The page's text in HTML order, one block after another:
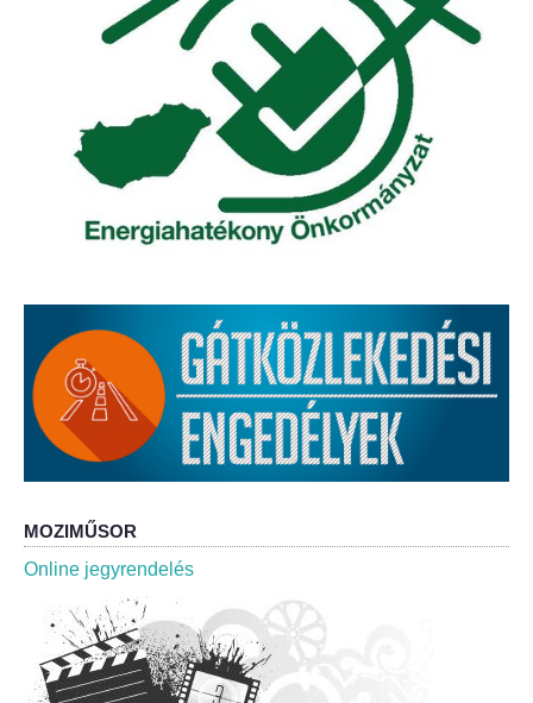
ÖNKORMÁNYZAT
Képviselő-testület
Képviselő-testületi ülések
Bizottságok
Bizottsági ülések
A helyi választási bizottság
A helyi választási bizottság határozatai
Roma Nemzetiségi Önkormányzat
Roma Nemzetiségi Önkormányzat ülések
Rendeletek
Polgármesteri normatív határozatok
MOZIMŰSOR
Online jegyrendelés